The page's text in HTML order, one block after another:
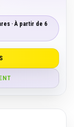
· À partir de 6